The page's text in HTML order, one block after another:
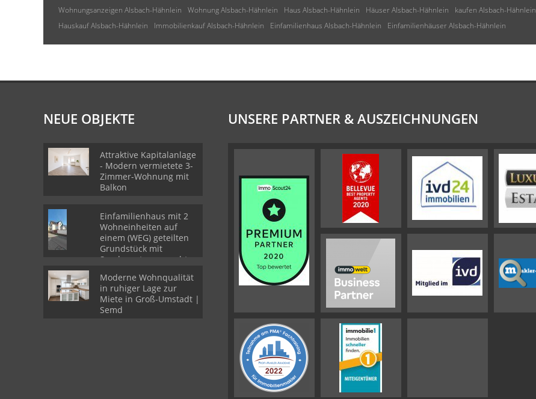
Wohnungsanzeigen Alsbach-Hähnlein
Wohnung Alsbach-Hähnlein Haus Alsbach-Hähnlein Häuser Alsbach-Hähnlein kaufen Alsbach-Hähnlein
Hauskauf Alsbach-Hähnlein
Immobilienkauf Alsbach-Hähnlein Einfamilienhaus Alsbach-Hähnlein Einfamilienhäuser Alsbach-Hähnlein
NEUE OBJEKTE
Attraktive Kapitalanlage
- Modern vermietete 3-
Zimmer-Wohnung mit
Balkon
Einfamilienhaus mit 2
Wohneinheiten auf
einem (WEG) geteilten
Grundstück mit
Sondernutzungsrechten
Moderne Wohnqualität
in ruhiger Lage zur
Miete in Groß-Umstadt |
Semd
UNSERE PARTNER & AUSZEICHNUNGEN